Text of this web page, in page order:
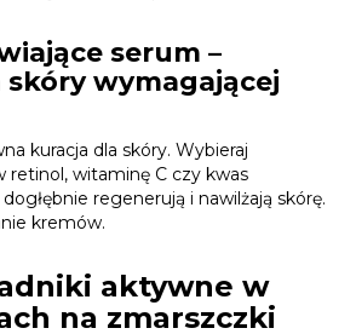
serum –
wymagającej
kuracja dla skóry. Wybieraj
witaminę C czy kwas
regenerują i nawilżają skórę.
kremów.
aktywne w
na zmarszczki